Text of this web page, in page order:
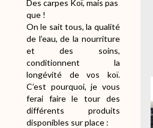
Des carpes Koï, mais pas
que !
On le sait tous, la qualité
de l’eau, de la nourriture
et des soins,
conditionnent la
longévité de vos koï.
C’est pourquoi, je vous
ferai faire le tour des
différents produits
disponibles sur place :